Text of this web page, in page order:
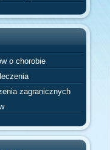
o chorobie
zagranicznych